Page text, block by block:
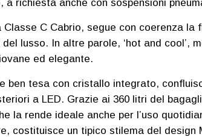
a richiesta anche con sospensioni
Classe C Cabrio, segue con coerenza
del lusso. In altre parole, ‘hot and cool’,
ed elegante.
ben tesa con cristallo integrato,
a LED. Grazie ai 360 litri del
la rende ideale anche per l’uso
costituisce un tipico stilema del design